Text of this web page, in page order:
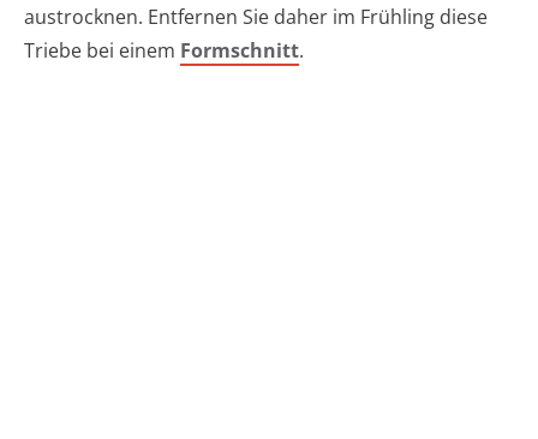
austrocknen. Entfernen Sie daher im Frühling diese
Triebe bei einem Formschnitt.